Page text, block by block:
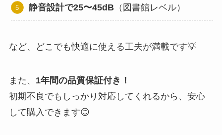
静音設計で25〜45dB （図書館レベル）
など、どこでも快適に使える工夫が満載です💡
また、 1年間の品質保証付き！
初期不良でもしっかり対応してくれるから、安心
して購入できます😊